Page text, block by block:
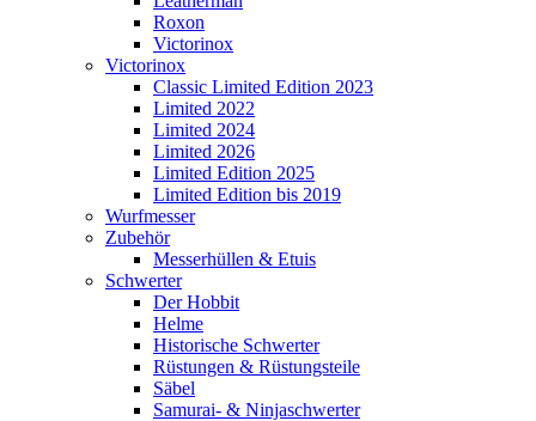
Roxon
Victorinox
Victorinox
Classic Limited Edition 2023
Limited 2022
Limited 2024
Limited 2026
Limited Edition 2025
Limited Edition bis 2019
Wurfmesser
Zubehör
Messerhüllen & Etuis
Schwerter
Der Hobbit
Helme
Historische Schwerter
Rüstungen & Rüstungsteile
Säbel
Samurai- & Ninjaschwerter